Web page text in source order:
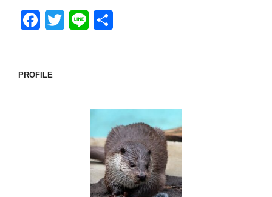
F
e
T
Li
PROFILE